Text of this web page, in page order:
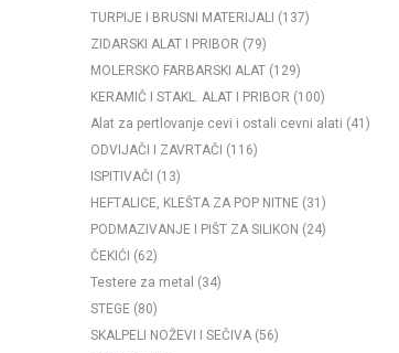
TURPIJE I BRUSNI MATERIJALI (137)
ZIDARSKI ALAT I PRIBOR (79)
MOLERSKO FARBARSKI ALAT (129)
KERAMIČ I STAKL. ALAT I PRIBOR (100)
Alat za pertlovanje cevi i ostali cevni alati (41)
ODVIJAČI I ZAVRTAČI (116)
ISPITIVAČI (13)
HEFTALICE, KLEŠTA ZA POP NITNE (31)
PODMAZIVANJE I PIŠT ZA SILIKON (24)
ČEKIĆI (62)
Testere za metal (34)
STEGE (80)
SKALPELI NOŽEVI I SEČIVA (56)